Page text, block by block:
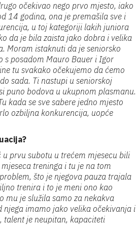
očekivao nego prvo mjesto, iako
14 godina, ona je premašila sve i
u toj kategoriji lakih juniora
da je bila zaista jako dobra i velika
Moram istaknuti da je seniorsko
s posadom Mauro Bauer i Igor
tu svakako očekujemo da ćemo
sada. Ti nastupi u seniorskoj
puno bodova u ukupnom plasmanu.
kada se sve sabere jedno mjesto
ozbiljna konkurencija, uopće
u prvu subotu u trećem mjesecu bili
treninga i tu je na tom
što je njegova pauza trajala
trenira i to je meni ono kao
mu je služila samo za nekakva
njega imamo jako velika očekivanja i
talent je neupitan, kapaciteti